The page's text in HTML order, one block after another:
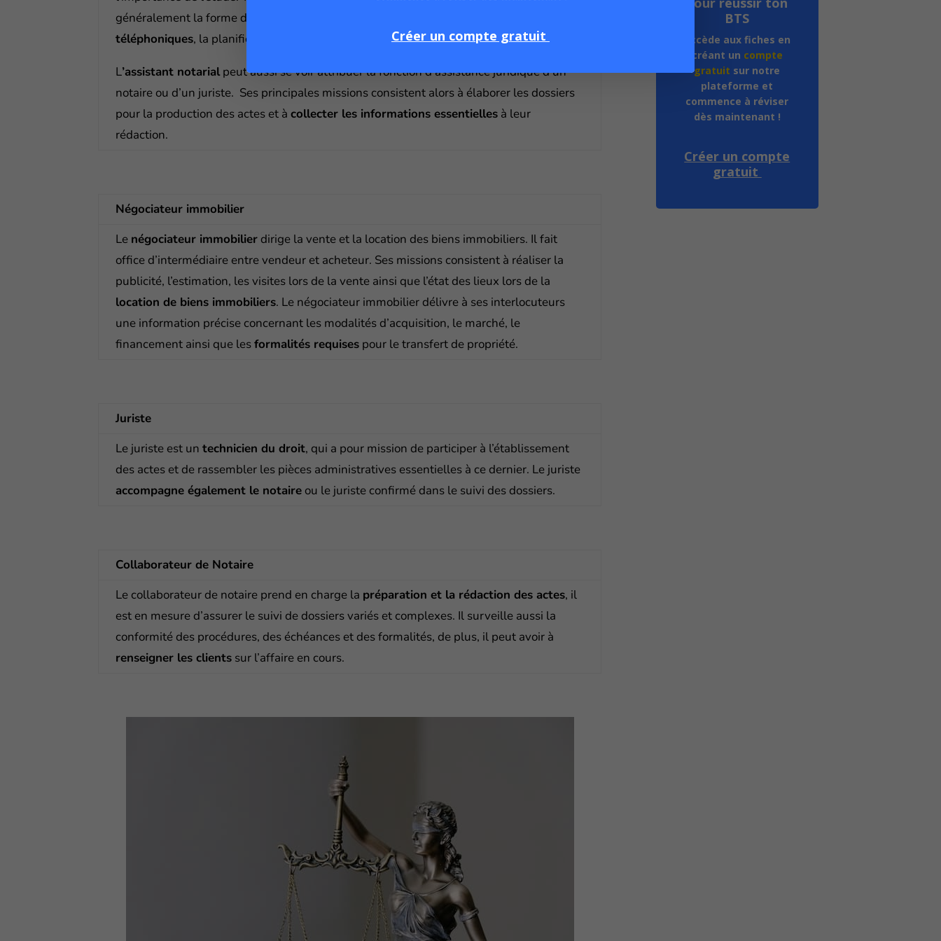
généralement la forme d’un travail de secrétariat se traduisant par la gestion des
téléphoniques, la planification des rendez-vous, la mise en forme des actes…
L’assistant notarialpeut aussi se voir attribuer la fonction d’assistance juridique d’un
notaire ou d’un juriste. Ses principales missions consistent alors à élaborer les dossiers
pour la production des actes et àcollecter les informations essentielles à leur
rédaction.
Négociateur immobilier
Le négociateur immobilier dirige la vente et la location des biens immobiliers. Il fait
office d’intermédiaire entre vendeur et acheteur. Ses missions consistent à réaliser la
publicité, l’estimation, les visites lors de la vente ainsi que l’état des lieux lors de la
location de biens immobiliers. Le négociateur immobilier délivre à ses interlocuteurs
une information précise concernant les modalités d’acquisition, le marché, le
financement ainsi que lesformalités requises pour le transfert de propriété.
Juriste
Le juriste est untechnicien du droit, qui a pour mission de participer à l’établissement
des actes et de rassembler les pièces administratives essentielles à ce dernier. Le juriste
accompagne également le notaire ou le juriste confirmé dans le suivi des dossiers.
Collaborateur de Notaire
Le collaborateur de notaire prend en charge la préparation et la rédaction des actes, il
est en mesure d’assurer le suivi de dossiers variés et complexes. Il surveille aussi la
conformité des procédures, des échéances et des formalités, de plus, il peut avoir à
renseigner les clients sur l’affaire en cours.
BTS
Accède aux fiches en
créant un compte
gratuit sur notre
plateforme et
commence à réviser
dès maintenant !
Créer un compte
gratuit
Créer un compte gratuit